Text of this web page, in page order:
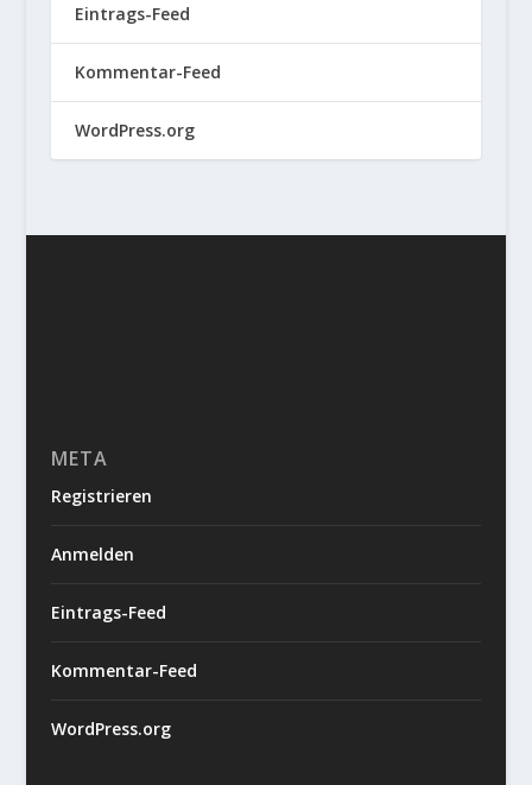
Eintrags-Feed
Kommentar-Feed
WordPress.org
META
Registrieren
Anmelden
Eintrags-Feed
Kommentar-Feed
WordPress.org